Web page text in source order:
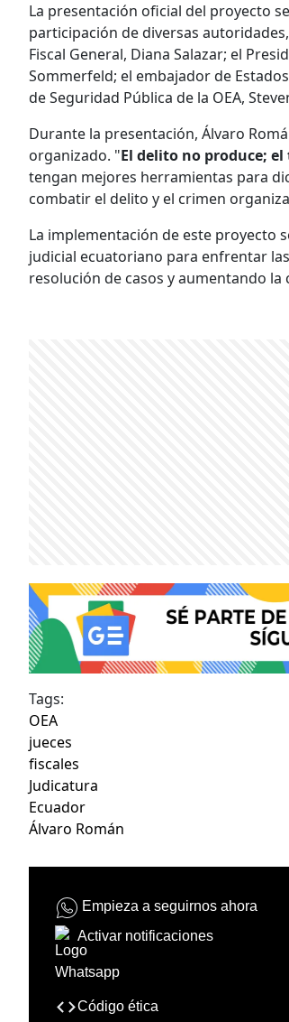
La presentación oficial del proyecto
participación de diversas
Fiscal General, Diana Salazar; el
Sommerfeld; el embajador de
de Seguridad Pública de la OEA,
Durante la presentación, Álvaro
organizado. "El delito no produce;
tengan mejores herramientas para
combatir el delito y el crimen
La implementación de este proyecto
judicial ecuatoriano para enfrentar
resolución de casos y aumentando la
Tags:
OEA
jueces
fiscales
Judicatura
Ecuador
Álvaro Román
Empieza a seguirnos ahora
Activar notificaciones
Código ética